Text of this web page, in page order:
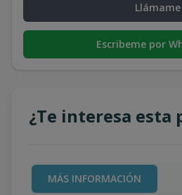
Llámame
Escribeme por
¿Te interesa esta
MÁS INFORMACIÓN